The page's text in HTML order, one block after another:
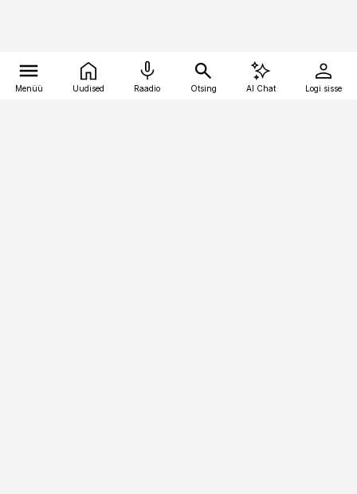
Menüü Uudised Raadio Otsing AI Chat Logi sisse